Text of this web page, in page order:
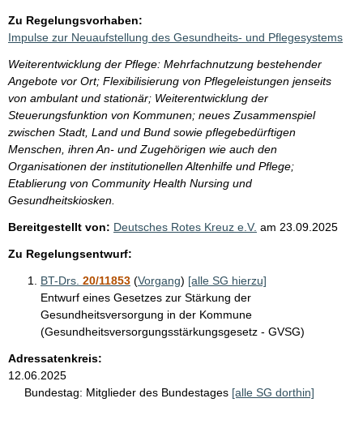
Zu Regelungsvorhaben:
Impulse zur Neuaufstellung des Gesundheits- und Pflegesystems
Weiterentwicklung der Pflege: Mehrfachnutzung bestehender
Angebote vor Ort; Flexibilisierung von Pflegeleistungen jenseits
von ambulant und stationär; Weiterentwicklung der
Steuerungsfunktion von Kommunen; neues Zusammenspiel
zwischen Stadt, Land und Bund sowie pflegebedürftigen
Menschen, ihren An- und Zugehörigen wie auch den
Organisationen der institutionellen Altenhilfe und Pflege;
Etablierung von Community Health Nursing und
Gesundheitskiosken.
Bereitgestellt von: Deutsches Rotes Kreuz e.V. am 23.09.2025
Zu Regelungsentwurf:
BT-Drs. 20/11853 (Vorgang) [alle SG hierzu]
Entwurf eines Gesetzes zur Stärkung der
Gesundheitsversorgung in der Kommune
(Gesundheitsversorgungsstärkungsgesetz - GVSG)
Adressatenkreis:
12.06.2025
Bundestag: Mitglieder des Bundestages [alle SG dorthin]